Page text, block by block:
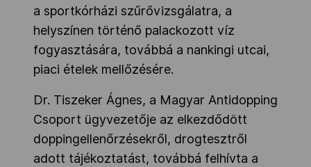
a sportkórházi szűrővizsgálatra, a
helyszínen történő palackozott víz
fogyasztására, továbbá a nankingi utcai,
piaci ételek mellőzésére.
Dr. Tiszeker Ágnes, a Magyar Antidopping
Csoport ügyvezetője az elkezdődött
doppingellenőrzésekről, drogtesztről
adott tájékoztatást, továbbá felhívta a